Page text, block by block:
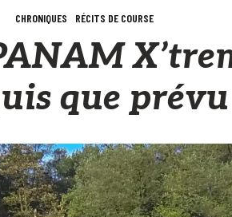
CHRONIQUES RÉCITS DE COURSE
que